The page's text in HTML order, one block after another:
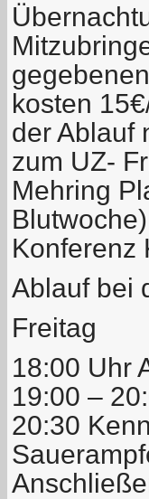
kosten
der Ablauf
zum UZ-
Mehring
Konferenz
Ablauf bei
Freitag
18:00 Uhr
19:00 –
20:30